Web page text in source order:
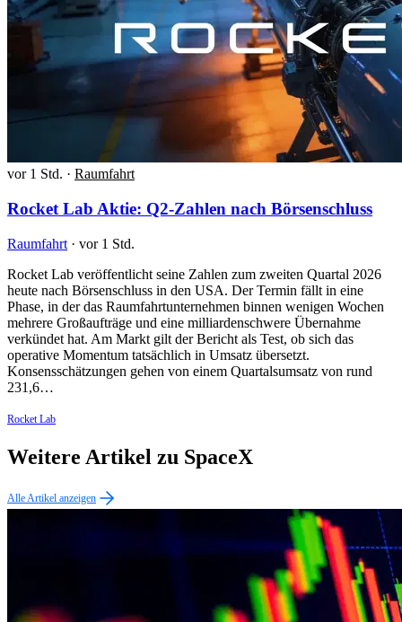
vor 1 Std. · Raumfahrt
Rocket Lab Aktie: Q2-Zahlen nach Börsenschluss
Raumfahrt · vor 1 Std.
Rocket Lab veröffentlicht seine Zahlen zum zweiten Quartal 2026
heute nach Börsenschluss in den USA. Der Termin fällt in eine
Phase, in der das Raumfahrtunternehmen binnen wenigen Wochen
mehrere Großaufträge und eine milliardenschwere Übernahme
verkündet hat. Am Markt gilt der Bericht als Test, ob sich das
operative Momentum tatsächlich in Umsatz übersetzt.
Konsensschätzungen gehen von einem Quartalsumsatz von rund
231,6…
Rocket Lab
Weitere Artikel zu SpaceX
Alle Artikel anzeigen